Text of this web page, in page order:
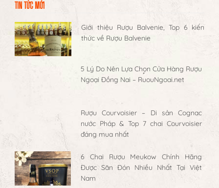
TIN TỨC MỚI
Giới thiệu Rượu Balvenie, Top 6 kiến
thức về Rượu Balvenie
5 Lý Do Nên Lựa Chọn Cửa Hàng Rượu
Ngoại Đồng Nai – RuouNgoai.net
Rượu Courvoisier – Di sản Cognac
nước Pháp & Top 7 chai Courvoisier
đáng mua nhất
6 Chai Rượu Meukow Chính Hãng
Được Săn Đón Nhiều Nhất Tại Việt
Nam